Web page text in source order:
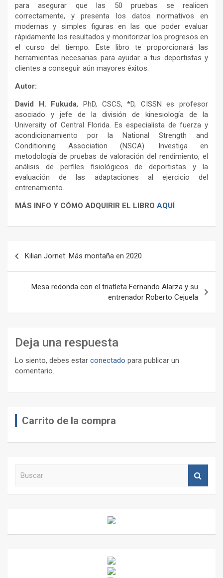
para asegurar que las 50 pruebas se realicen
correctamente, y presenta los datos normativos en
modernas y simples figuras en las que poder evaluar
rápidamente los resultados y monitorizar los progresos en
el curso del tiempo. Este libro te proporcionará las
herramientas necesarias para ayudar a tus deportistas y
clientes a conseguir aún mayores éxitos.
Autor:
David H. Fukuda, PhD, CSCS, *D, CISSN es profesor
asociado y jefe de la división de kinesiología de la
University of Central Florida. Es especialista de fuerza y
acondicionamiento por la National Strength and
Conditioning Association (NSCA). Investiga en
metodología de pruebas de valoración del rendimiento, el
análisis de perfiles fisiológicos de deportistas y la
evaluación de las adaptaciones al ejercicio del
entrenamiento.
MÁS INFO Y CÓMO ADQUIRIR EL LIBRO AQUÍ
entradas
Kilian Jornet: Más montaña en 2020
Mesa redonda con el triatleta Fernando Alarza y su
entrenador Roberto Cejuela
Deja una respuesta
Lo siento, debes estar conectado para publicar un
comentario.
Carrito de la compra